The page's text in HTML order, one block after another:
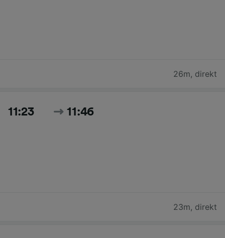
26m, direkt
11:23 11:46
23m, direkt